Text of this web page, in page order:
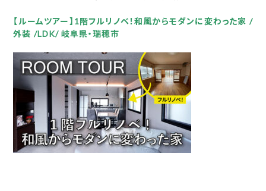
【ルームツアー】1階フルリノベ！和風からモダンに変わった家 /
外装 /LDK/ 岐阜県・瑞穂市